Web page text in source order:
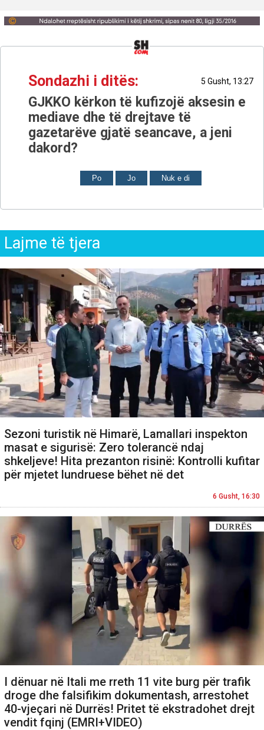
Sondazhi i ditës: 5 Gusht, 13:27
GJKKO kërkon të kufizojë aksesin e
mediave dhe të drejtave të
gazetarëve gjatë seancave, a jeni
dakord?
Po Jo Nuk e di
Lajme të tjera
Sezoni turistik në Himarë, Lamallari inspekton
masat e sigurisë: Zero tolerancë ndaj
shkeljeve! Hita prezanton risinë: Kontrolli kufitar
për mjetet lundruese bëhet në det
6 Gusht, 16:30
I dënuar në Itali me rreth 11 vite burg për trafik
droge dhe falsifikim dokumentash, arrestohet
40-vjeçari në Durrës! Pritet të ekstradohet drejt
vendit fqinj (EMRI+VIDEO)